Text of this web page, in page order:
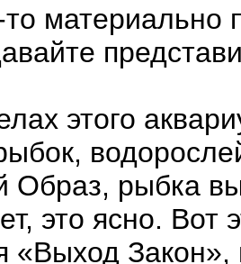
материально
этого
Образ, рыбка
это ясно.
«Выход Закон»,